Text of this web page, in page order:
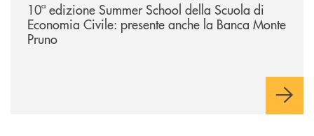
10ª edizione Summer School della Scuola di
Economia Civile: presente anche la Banca Monte
Pruno